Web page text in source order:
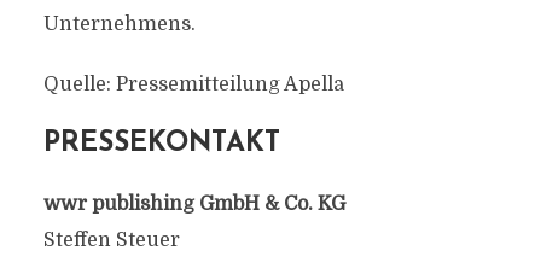
Unternehmens.
Quelle: Pressemitteilung Apella
PRESSEKONTAKT
wwr publishing GmbH & Co. KG
Steffen Steuer